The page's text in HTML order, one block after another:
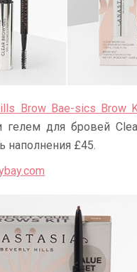
Brow Bae-sics Brow
для бровей
наполнения £45.